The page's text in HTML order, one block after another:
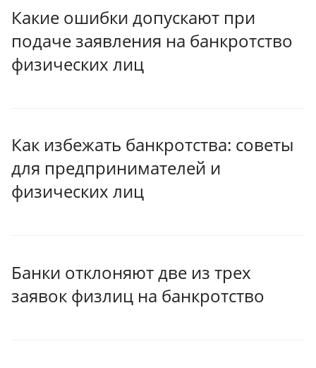
Какие ошибки допускают при
подаче заявления на банкротство
физических лиц
Как избежать банкротства: советы
для предпринимателей и
физических лиц
Банки отклоняют две из трех
заявок физлиц на банкротство